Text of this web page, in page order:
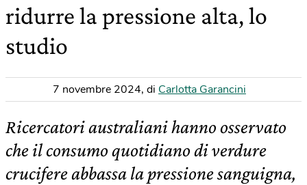
ridurre la pressione alta, lo
studio
7 novembre 2024, di Carlotta Garancini
Ricercatori australiani hanno osservato
che il consumo quotidiano di verdure
crucifere abbassa la pressione sanguigna,